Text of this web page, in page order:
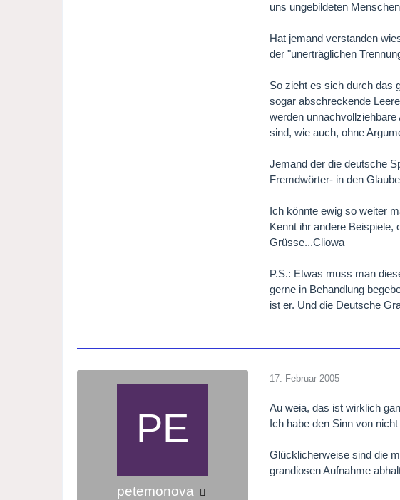
uns ungebildeten
Hat jemand verstanden
der "unerträglichen
So zieht es sich durch das
sogar abschreckende
werden
sind, wie auch, ohne
Jemand der die deutsche
Fremdwörter- in den
Ich könnte ewig so weiter
Kennt ihr andere Beispiele,
Grüsse...Cliowa
P.S.: Etwas muss man
gerne in Behandlung
ist er. Und die Deutsche
petemonova
17. Februar 2005
Au weia, das ist wirklich
Ich habe den Sinn von
Glücklicherweise sind die
grandiosen Aufnahme